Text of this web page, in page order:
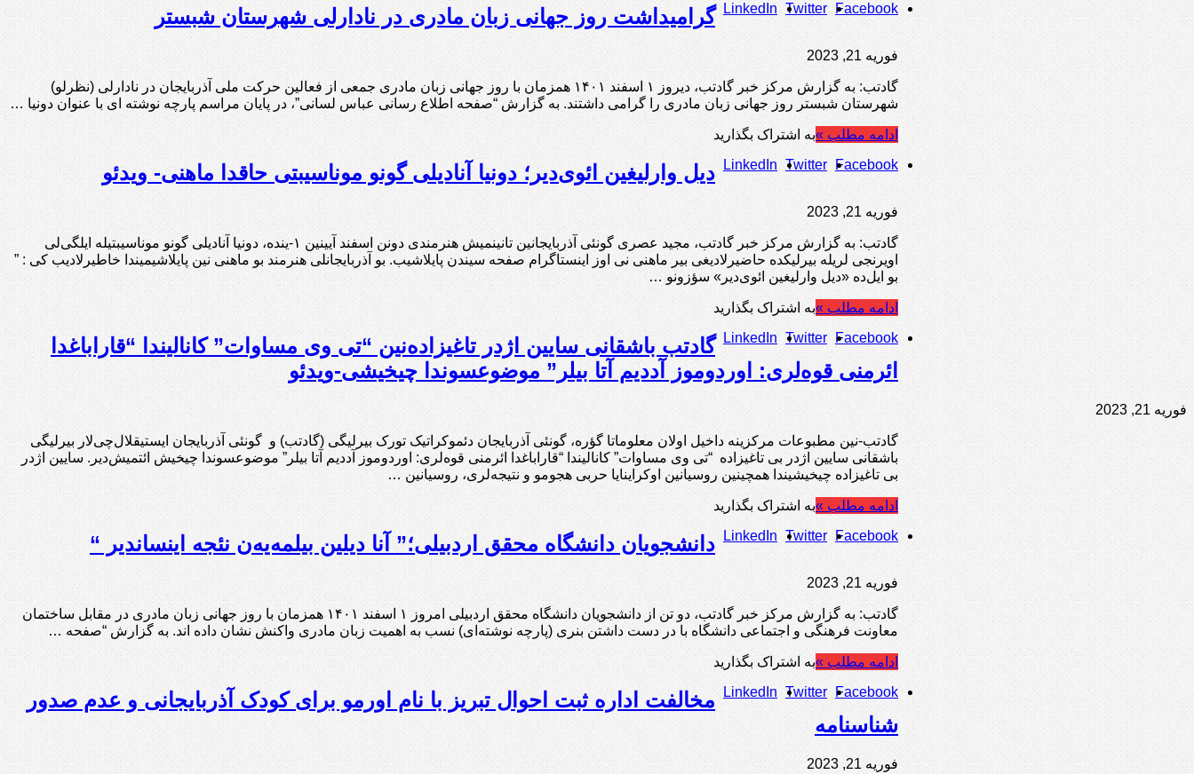
Facebook
Twitter
LinkedIn گرامیداشت روز جهانی زبان مادری در نادارلی شهرستان شبستر
فوریه 21, 2023
گادتب: به گزارش مرکز خبر گادتب، دیروز ۱ اسفند ۱۴۰۱ همزمان با روز جهانی زبان مادری جمعی از فعالین حرکت ملی آذربایجان در نادارلی (نظرلو)
شهرستان شبستر روز جهانی زبان مادری را گرامی داشتند. به گزارش “صفحه اطلاع رسانی عباس لسانی”، در پایان مراسم پارچه نوشته ای با عنوان دونیا …
ادامه مطلب »به اشتراک بگذارید
Facebook
Twitter
LinkedIn دیل وارلیغین ائوی‌دیر؛ دونیا آنادیلی گونو موناسیبتی حاقدا ماهنی- ویدئو
فوریه 21, 2023
گادتب: به گزارش مرکز خبر گادتب، مجید عصری گونئی آذربایجانین تانینمیش هنرمندی دونن اسفند آیینین ۱-ینده، دونیا آنادیلی گونو موناسیبتیله ایلگی‌لی
اویرنجی لریله بیرلیکده حاضیرلادیغی بیر ماهنی نی اوز اینستاگرام صفحه سیندن پایلاشیب. بو آذربایجانلی هنرمند بو ماهنی نین پایلاشیمیندا خاطیرلادیب کی : ”
بو ایل‌‌ده «دیل وارلیغین ائوی‌دیر» سؤزونو …
ادامه مطلب »به اشتراک بگذارید
Facebook
Twitter
LinkedIn
گادتب باشقانی سایین اژدر تاغیزاده‌نین “تی وی مساوات” کانالیندا “قاراباغدا
ائرمنی قوه‌لری: اوردوموز آددیم آتا بیلر” موضوعسوندا چیخیشی-ویدئو
فوریه 21, 2023
گادتب-نین مطبوعات مرکزینه داخیل اولان معلوماتا گؤره، گونئی آذربایجان دئموکراتیک تورک بیرلیگی (گادتب) و گونئی آذربایجان ایستیقلال‌چی‌لار بیرلیگی
باشقانی سایین اژدر بی تاغیزاده “تی وی مساوات” کانالیندا “قاراباغدا ائرمنی قوه‌لری: اوردوموز آددیم آتا بیلر” موضوعسوندا چیخیش ائتمیش‌دیر. سایین اژدر
بی تاغیزاده چیخیشیندا همچینین روسیانین اوکراینایا حربی هجومو و نتیجه‌لری، روسیانین …
ادامه مطلب »به اشتراک بگذارید
Facebook
Twitter
LinkedIn دانشجویان دانشگاه محقق اردبیلی؛” آنا دیلین بیلمه‌یه‌ن نئجه اینساندیر “
فوریه 21, 2023
گادتب: به گزارش مرکز خبر گادتب، دو تن از دانشجویان دانشگاه محقق اردبیلی امروز ۱ اسفند ۱۴۰۱ همزمان با روز جهانی زبان مادری در مقابل ساختمان
معاونت فرهنگی و اجتماعی دانشگاه با در دست داشتن بنری (پارچه نوشته‌ای) نسب به اهمیت زبان مادری واکنش نشان داده اند. به گزارش “صفحه …
ادامه مطلب »به اشتراک بگذارید
Facebook
Twitter
LinkedIn
مخالفت‌ اداره‌ ثبت‌ احوال‌ تبریز با‌ نام‌ اورمو برای کودک آذربایجانی و‌ عدم‌ صدور‌
شناسنامه‌
فوریه 21, 2023